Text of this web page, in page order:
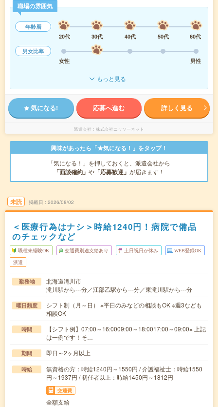
職場の雰囲気
年齢層
20代
30代 40代 50代
60代
男女比率
女性
男性
もっと見る
気になる! 応募へ進む 詳しく見る
派遣会社 株式会社ニッソーネット
興味があったら「★気になる！」をタップ！
「気になる！」を押しておくと、派遣会社から
「面談確約」 や 「応募歓迎」 が届きます！
未読 掲載日 2026/08/02
＜医療行為はナシ＞時給1240円！病院で備品
のチェックなど
職種未経験OK 交通費別途支給あり 土日祝日が休み WEB登録OK
派遣
勤務地
北海道滝川市
滝川駅から---分／江部乙駅から---分／東滝川駅から---分
曜日頻度
シフト制（月～日） ※平日のみなどの相談もOK ※週3なども
相談OK
時間
【シフト例】07:00～16:0009:00～18:0017:00～09:00※ 上記
は一例です！そ…
期間 即日～2ヶ月以上
時給
無資格の方：時給1240円～1550円 / 介護福祉士：時給1550
円～1937円 / 初任者以上：時給1450円～1812円
交通費
全額支給